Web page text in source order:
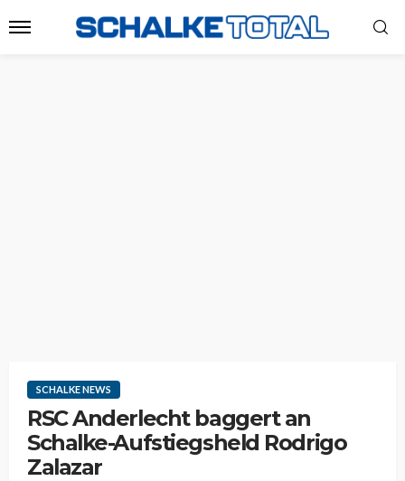
SCHALKE NEWS
RSC Anderlecht baggert an
Schalke-Aufstiegsheld Rodrigo
Zalazar